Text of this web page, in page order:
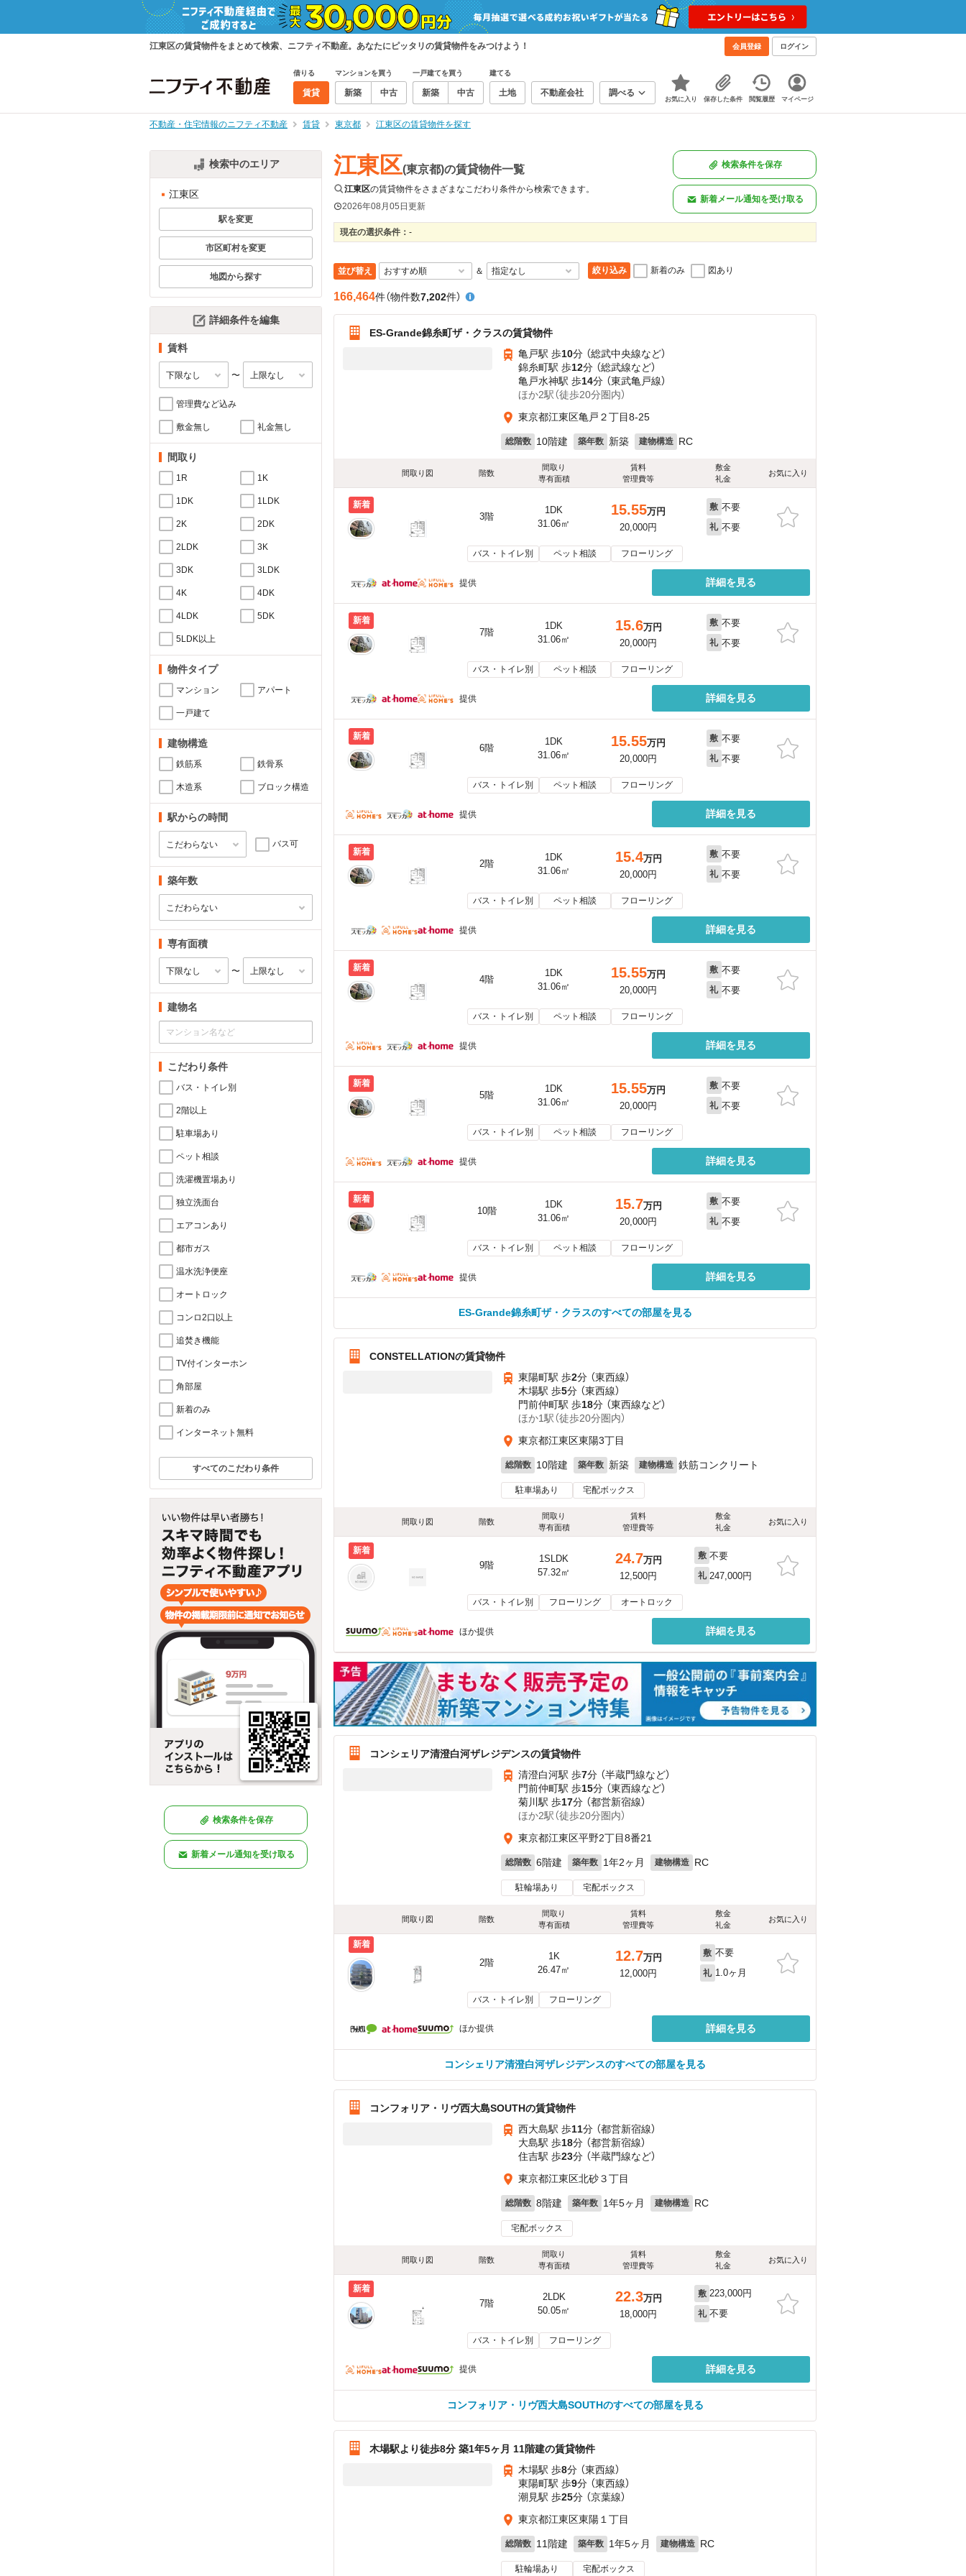
江東区の賃貸物件をまとめて検索、ニフティ不動産。あなたにピッタリの賃貸物件をみつけよう！ 会員登録 ログイン
借りる
賃貸
マンションを買う
新築 中古
一戸建てを買う
新築 中古
建てる
土地 不動産会社 調べる
お気に入り 保存した条件 閲覧履歴 マイページ
不動産・住宅情報のニフティ不動産 賃貸 東京都 江東区の賃貸物件を探す
検索中のエリア
江東区
駅を変更
市区町村を変更
地図から探す
詳細条件を編集
賃料
〜
管理費など込み
敷金無し 礼金無し
間取り
1R 1K
1DK 1LDK
2K 2DK
2LDK 3K
3DK 3LDK
4K 4DK
4LDK 5DK
5LDK以上
物件タイプ
マンション アパート
一戸建て
建物構造
鉄筋系 鉄骨系
木造系 ブロック構造
駅からの時間
バス可
築年数
専有面積
〜
建物名
こだわり条件
バス・トイレ別
2階以上
駐車場あり
ペット相談
洗濯機置場あり
独立洗面台
エアコンあり
都市ガス
温水洗浄便座
オートロック
コンロ2口以上
追焚き機能
TV付インターホン
角部屋
新着のみ
インターネット無料
すべてのこだわり条件
検索条件を保存
新着メール通知を受け取る
江東区(東京都)の賃貸物件一覧
江東区の賃貸物件をさまざまなこだわり条件から検索できます。
2026年08月05日更新
検索条件を保存
新着メール通知を受け取る
現在の選択条件： -
並び替え ＆ 絞り込み 新着のみ 図あり
166,464件（物件数7,202件）
ES-Grande錦糸町ザ・クラスの賃貸物件
亀戸駅 歩10分 （総武中央線など）
錦糸町駅 歩12分 （総武線など）
亀戸水神駅 歩14分 （東武亀戸線）
ほか2駅（徒歩20分圏内）
東京都江東区亀戸２丁目8-25
総階数 10階建 築年数 新築 建物構造 RC
間取り図 階数
間取り
専有面積
賃料
管理費等
敷金
礼金
お気に入り
新着
3階
1DK
31.06㎡
15.55万円
20,000円
敷 不要
礼 不要
バス・トイレ別 ペット相談 フローリング
提供 詳細を見る
新着
7階
1DK
31.06㎡
15.6万円
20,000円
敷 不要
礼 不要
バス・トイレ別 ペット相談 フローリング
提供 詳細を見る
新着
6階
1DK
31.06㎡
15.55万円
20,000円
敷 不要
礼 不要
バス・トイレ別 ペット相談 フローリング
提供 詳細を見る
新着
2階
1DK
31.06㎡
15.4万円
20,000円
敷 不要
礼 不要
バス・トイレ別 ペット相談 フローリング
提供 詳細を見る
新着
4階
1DK
31.06㎡
15.55万円
20,000円
敷 不要
礼 不要
バス・トイレ別 ペット相談 フローリング
提供 詳細を見る
新着
5階
1DK
31.06㎡
15.55万円
20,000円
敷 不要
礼 不要
バス・トイレ別 ペット相談 フローリング
提供 詳細を見る
新着
10階
1DK
31.06㎡
15.7万円
20,000円
敷 不要
礼 不要
バス・トイレ別 ペット相談 フローリング
提供 詳細を見る
ES-Grande錦糸町ザ・クラスのすべての部屋を見る
CONSTELLATIONの賃貸物件
東陽町駅 歩2分 （東西線）
木場駅 歩5分 （東西線）
門前仲町駅 歩18分 （東西線など）
ほか1駅（徒歩20分圏内）
東京都江東区東陽3丁目
総階数 10階建 築年数 新築 建物構造 鉄筋コンクリート
駐車場あり 宅配ボックス
間取り図 階数
間取り
専有面積
賃料
管理費等
敷金
礼金
お気に入り
新着
9階
1SLDK
57.32㎡
24.7万円
12,500円
敷 不要
礼 247,000円
バス・トイレ別 フローリング オートロック
ほか提供 詳細を見る
コンシェリア清澄白河ザレジデンスの賃貸物件
清澄白河駅 歩7分 （半蔵門線など）
門前仲町駅 歩15分 （東西線など）
菊川駅 歩17分 （都営新宿線）
ほか2駅（徒歩20分圏内）
東京都江東区平野2丁目8番21
総階数 6階建 築年数 1年2ヶ月 建物構造 RC
駐輪場あり 宅配ボックス
間取り図 階数
間取り
専有面積
賃料
管理費等
敷金
礼金
お気に入り
新着
2階
1K
26.47㎡
12.7万円
12,000円
敷 不要
礼 1.0ヶ月
バス・トイレ別 フローリング
ほか提供 詳細を見る
コンシェリア清澄白河ザレジデンスのすべての部屋を見る
コンフォリア・リヴ西大島SOUTHの賃貸物件
西大島駅 歩11分 （都営新宿線）
大島駅 歩18分 （都営新宿線）
住吉駅 歩23分 （半蔵門線など）
東京都江東区北砂３丁目
総階数 8階建 築年数 1年5ヶ月 建物構造 RC
宅配ボックス
間取り図 階数
間取り
専有面積
賃料
管理費等
敷金
礼金
お気に入り
新着
7階
2LDK
50.05㎡
22.3万円
18,000円
敷 223,000円
礼 不要
バス・トイレ別 フローリング
提供 詳細を見る
コンフォリア・リヴ西大島SOUTHのすべての部屋を見る
木場駅より徒歩8分 築1年5ヶ月 11階建の賃貸物件
木場駅 歩8分 （東西線）
東陽町駅 歩9分 （東西線）
潮見駅 歩25分 （京葉線）
東京都江東区東陽１丁目
総階数 11階建 築年数 1年5ヶ月 建物構造 RC
駐輪場あり 宅配ボックス